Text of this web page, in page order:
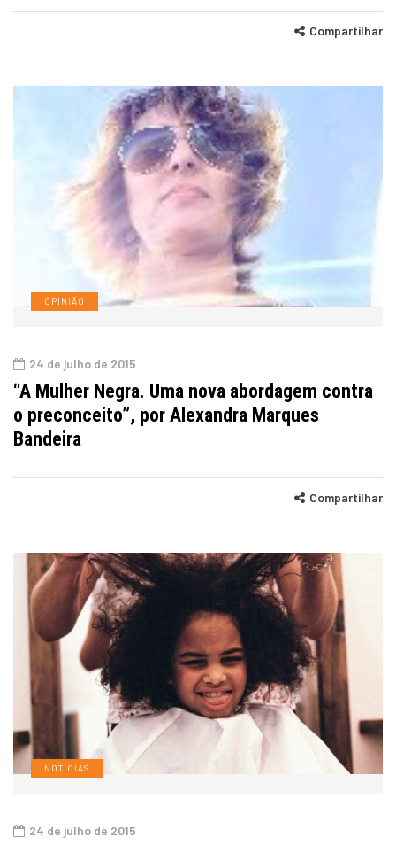
Compartilhar
OPINIÃO
24 de julho de 2015
“A Mulher Negra. Uma nova abordagem contra
o preconceito”, por Alexandra Marques
Bandeira
Compartilhar
NOTÍCIAS
24 de julho de 2015